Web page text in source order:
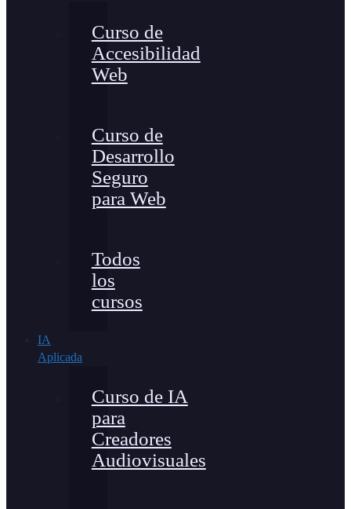
Curso de
Accesibilidad
Web
Curso de
Desarrollo
Seguro
para Web
Todos
los
cursos
IA
Aplicada
Curso de IA
para
Creadores
Audiovisuales